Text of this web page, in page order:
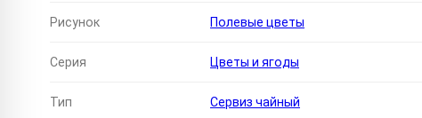
Рисунок Полевые цветы
Серия Цветы и ягоды
Тип Сервиз чайный